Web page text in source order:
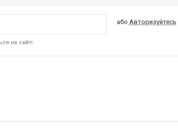
на сайті
або Авторизуйтесь